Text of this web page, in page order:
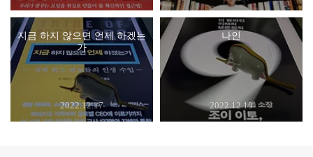
지금 하지 않으면 언제 하겠는
가
2022.12.17
나인
2022.12.10